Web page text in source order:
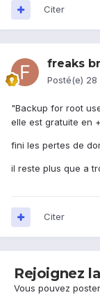
Citer
freaks
Posté(e) 28
"Backup for root
elle est gratuite en
fini les pertes de
il reste plus que a
Citer
Rejoignez
Vous pouvez